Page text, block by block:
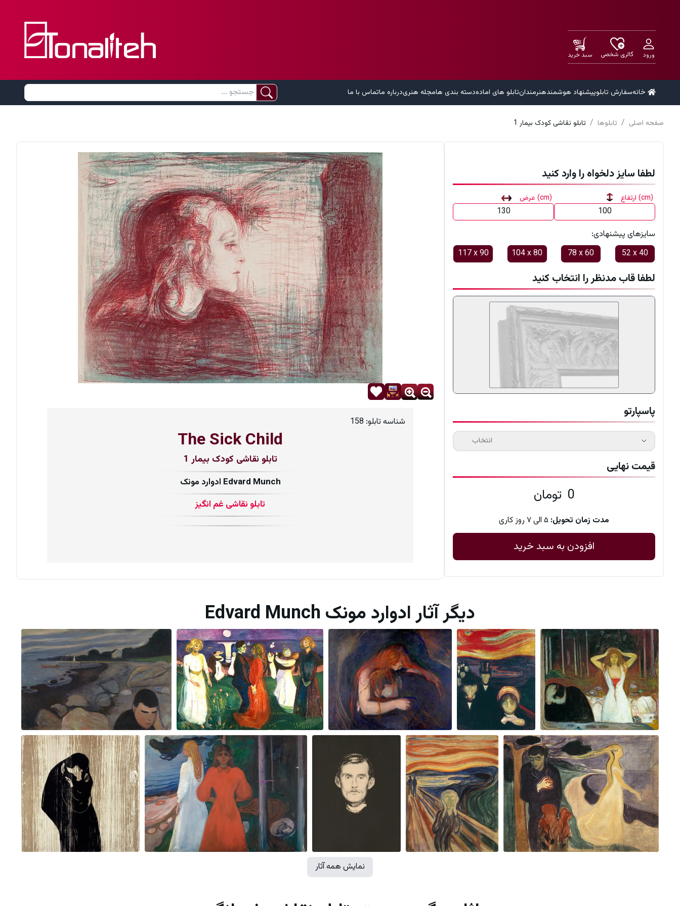
سبد خرید گالری شخصی ورود
خانهسفارش تابلوپیشنهاد هوشمندهنرمندانتابلو های امادهدسته بندی هامجله هنریدرباره ماتماس با ما
صفحه اصلی / تابلوها / تابلو نقاشی کودک بیمار 1
شناسه تابلو: 158
The Sick Child
تابلو نقاشی کودک بیمار 1
ادوارد مونک Edvard Munch
تابلو نقاشی غم انگیز
لطفا سایز دلخواه را وارد کنید
عرض (cm) ارتفاع (cm)
:سایزهای پیشنهادی
117x90 104x80 78 x60 52 x40
لطفا قاب مدنظر را انتخاب کنید
پاسپارتو
انتخاب
قیمت نهایی
0 تومان
مدت زمان تحویل: ۵ الی ۷ روز کاری
افزودن به سبد خرید
دیگر آثار ادوارد مونک Edvard Munch
نمایش همه آثار